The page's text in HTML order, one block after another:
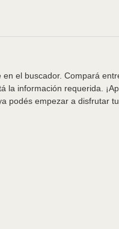
el buscador. Compará
la información requerida.
podés empezar a disfrutar tu